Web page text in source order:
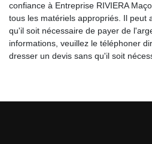
confiance à Entreprise RIVIERA
tous les matériels appropriés. Il peut
qu'il soit nécessaire de payer de
informations, veuillez le téléphoner
dresser un devis sans qu'il soit